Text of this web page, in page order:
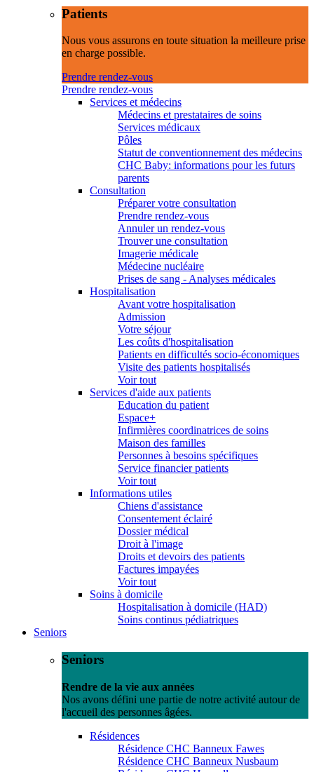
Patients
Nous vous assurons en toute situation la meilleure prise
en charge possible.
Prendre rendez-vous
Prendre rendez-vous
Services et médecins
Médecins et prestataires de soins
Services médicaux
Pôles
Statut de conventionnement des médecins
CHC Baby: informations pour les futurs
parents
Consultation
Préparer votre consultation
Prendre rendez-vous
Annuler un rendez-vous
Trouver une consultation
Imagerie médicale
Médecine nucléaire
Prises de sang - Analyses médicales
Hospitalisation
Avant votre hospitalisation
Admission
Votre séjour
Les coûts d'hospitalisation
Patients en difficultés socio-économiques
Visite des patients hospitalisés
Voir tout
Services d'aide aux patients
Education du patient
Espace+
Infirmières coordinatrices de soins
Maison des familles
Personnes à besoins spécifiques
Service financier patients
Voir tout
Informations utiles
Chiens d'assistance
Consentement éclairé
Dossier médical
Droit à l'image
Droits et devoirs des patients
Factures impayées
Voir tout
Soins à domicile
Hospitalisation à domicile (HAD)
Soins continus pédiatriques
Seniors
Seniors
Rendre de la vie aux années
Nos avons défini une partie de notre activité autour de
l'accueil des personnes âgées.
Résidences
Résidence CHC Banneux Fawes
Résidence CHC Banneux Nusbaum